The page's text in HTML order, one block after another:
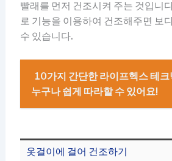
빨래를 먼저 건조시켜 주는 것입니
로 기능을 이용하여 건조해주면 보
수 있습니다.
10가지 간단한 라이프헥스 테크
누구나 쉽게 따라할 수 있어요!
옷걸이에 걸어 건조하기